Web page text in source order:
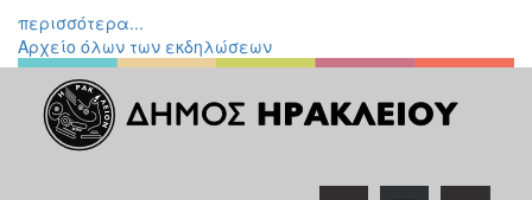
περισσότερα...
Αρχείο όλων των εκδηλώσεων